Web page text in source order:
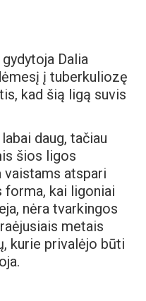
Dalia
į tuberkuliozę
kad šią ligą suvis
daug, tačiau
šios ligos
vaistams atspari
kai ligoniai
nėra tvarkingos
metais
kurie privalėjo būti